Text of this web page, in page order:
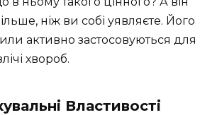
ніж ви собі уявляєте. Його
активно застосовуються для
хвороб.
Властивості